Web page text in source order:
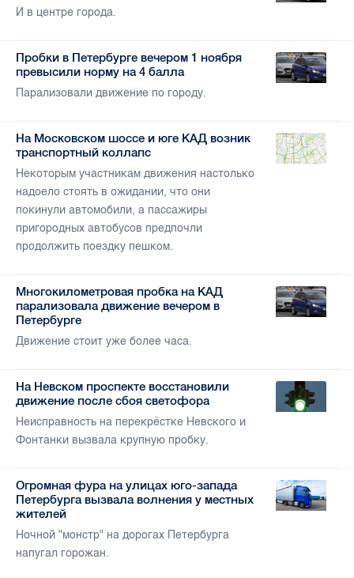
И в центре города.
Пробки в Петербурге вечером 1 ноября
превысили норму на 4 балла
Парализовали движение по городу.
На Московском шоссе и юге КАД возник
транспортный коллапс
Некоторым участникам движения настолько
надоело стоять в ожидании, что они
покинули автомобили, а пассажиры
пригородных автобусов предпочли
продолжить поездку пешком.
Многокилометровая пробка на КАД
парализовала движение вечером в
Петербурге
Движение стоит уже более часа.
На Невском проспекте восстановили
движение после сбоя светофора
Неисправность на перекрёстке Невского и
Фонтанки вызвала крупную пробку.
Огромная фура на улицах юго-запада
Петербурга вызвала волнения у местных
жителей
Ночной "монстр" на дорогах Петербурга
напугал горожан.